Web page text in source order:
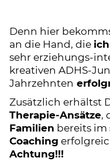
Denn hier
an die Hand, die
sehr erziehungs-
kreativen ADHS-
Jahrzehnten
Zusätzlich erhältst
Therapie-Ansätze,
Familien bereits im
Coaching
Achtung!!!